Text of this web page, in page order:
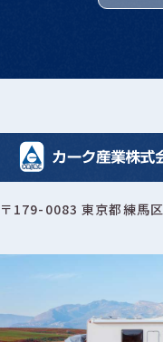
〒179-0083 東京都練馬